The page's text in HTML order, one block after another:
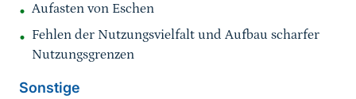
Aufasten von Eschen
Fehlen der Nutzungsvielfalt und Aufbau scharfer
Nutzungsgrenzen
Sonstige